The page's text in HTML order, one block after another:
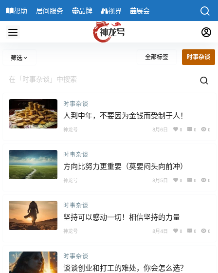
帮助 居间服务 品牌 视界 展会
筛选 全部标签 时事杂谈
时事杂谈
人到中年，不要因为金钱而受制于人！
神龙号 8月6日 0 0 0
时事杂谈
方向比努力更重要（莫要闷头向前冲）
神龙号 8月5日 0 0 0
时事杂谈
坚持可以感动一切！相信坚持的力量
神龙号 8月4日 0 0 0
时事杂谈
谈谈创业和打工的难处，你会怎么选？